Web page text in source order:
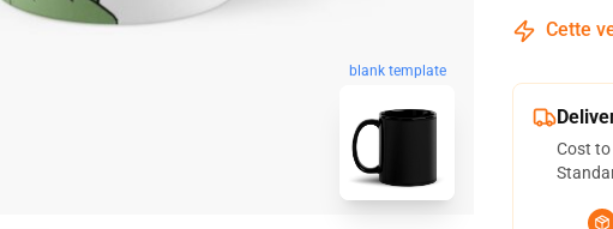
blank template
Cette
Cost to